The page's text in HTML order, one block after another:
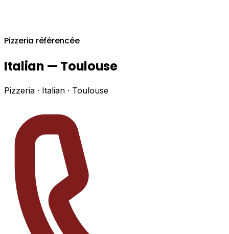
Pizzeria référencée
Italian — Toulouse
Pizzeria · Italian · Toulouse